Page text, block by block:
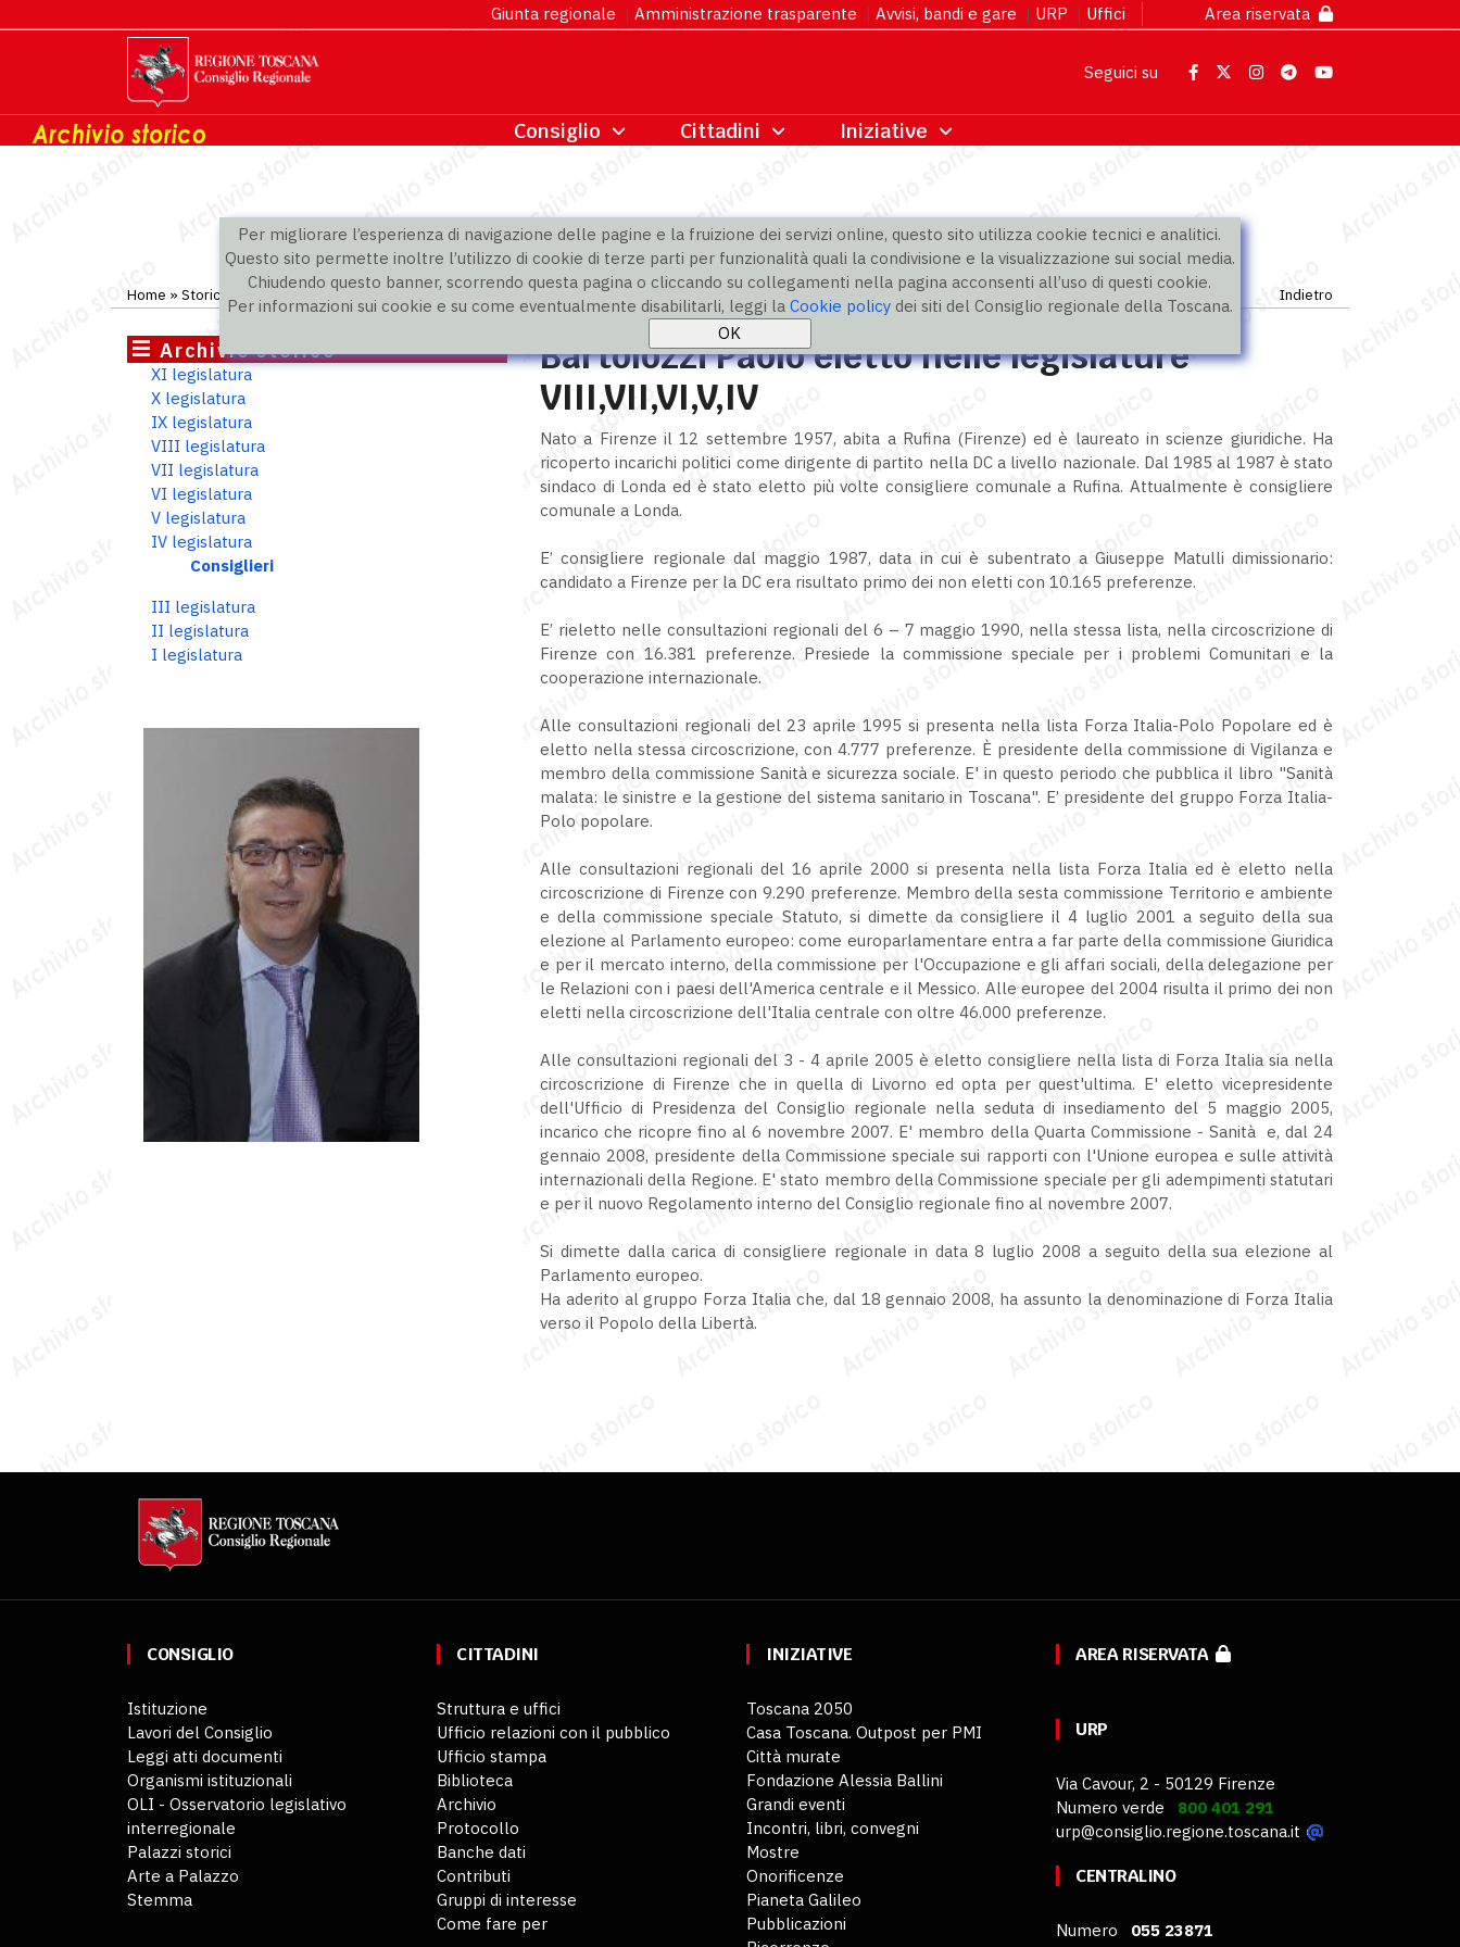
Per migliorare l’esperienza di navigazione delle pagine e la fruizione dei servizi online, questo sito utilizza cookie tecnici e analitici.
Questo sito permette inoltre l’utilizzo di cookie di terze parti per funzionalità quali la condivisione e la visualizzazione sui social media.
Chiudendo questo banner, scorrendo questa pagina o cliccando su collegamenti nella pagina acconsenti all’uso di questi cookie.
Per informazioni sui cookie e su come eventualmente disabilitarli, leggi la Cookie policydei siti del Consiglio regionale della Toscana.
Giunta regionale | Amministrazione trasparente | Avvisi, bandi e gare | URP | Uffici Area riservata
Seguici su
Home » Storico IV legislatura »Consiglieri Indietro
Archivio storico
XI legislatura
X legislatura
IX legislatura
VIII legislatura
VII legislatura
VI legislatura
V legislatura
IV legislatura
Consiglieri
III legislatura
II legislatura
I legislatura
Bartolozzi Paolo eletto nelle legislature
VIII,VII,VI,V,IV
Nato a Firenze il 12 settembre 1957, abita a Rufina (Firenze) ed è laureato in scienze giuridiche. Ha
ricoperto incarichi politici come dirigente di partito nella DC a livello nazionale. Dal 1985 al 1987 è stato
sindaco di Londa ed è stato eletto più volte consigliere comunale a Rufina. Attualmente è consigliere
comunale a Londa.
E’ consigliere regionale dal maggio 1987, data in cui è subentrato a Giuseppe Matulli dimissionario:
candidato a Firenze per la DC era risultato primo dei non eletti con 10.165 preferenze.
E’ rieletto nelle consultazioni regionali del 6 – 7 maggio 1990, nella stessa lista, nella circoscrizione di
Firenze con 16.381 preferenze. Presiede la commissione speciale per i problemi Comunitari e la
cooperazione internazionale.
Alle consultazioni regionali del 23 aprile 1995 si presenta nella lista Forza Italia-Polo Popolare ed è
eletto nella stessa circoscrizione, con 4.777 preferenze. È presidente della commissione di Vigilanza e
membro della commissione Sanità e sicurezza sociale. E' in questo periodo che pubblica il libro "Sanità
malata: le sinistre e la gestione del sistema sanitario in Toscana". E’ presidente del gruppo Forza Italia-
Polo popolare.
Alle consultazioni regionali del 16 aprile 2000 si presenta nella lista Forza Italia ed è eletto nella
circoscrizione di Firenze con 9.290 preferenze. Membro della sesta commissione Territorio e ambiente
e della commissione speciale Statuto, si dimette da consigliere il 4 luglio 2001 a seguito della sua
elezione al Parlamento europeo: come europarlamentare entra a far parte della commissione Giuridica
e per il mercato interno, della commissione per l'Occupazione e gli affari sociali, della delegazione per
le Relazioni con i paesi dell'America centrale e il Messico. Alle europee del 2004 risulta il primo dei non
eletti nella circoscrizione dell'Italia centrale con oltre 46.000 preferenze.
Alle consultazioni regionali del 3 - 4 aprile 2005 è eletto consigliere nella lista di Forza Italia sia nella
circoscrizione di Firenze che in quella di Livorno ed opta per quest'ultima. E' eletto vicepresidente
dell'Ufficio di Presidenza del Consiglio regionale nella seduta di insediamento del 5 maggio 2005,
incarico che ricopre fino al 6 novembre 2007. E' membro della Quarta Commissione - Sanità e, dal 24
gennaio 2008, presidente della Commissione speciale sui rapporti con l'Unione europea e sulle attività
internazionali della Regione. E' stato membro della Commissione speciale per gli adempimenti statutari
e per il nuovo Regolamento interno del Consiglio regionale fino al novembre 2007.
Si dimette dalla carica di consigliere regionale in data 8 luglio 2008 a seguito della sua elezione al
Parlamento europeo.
Ha aderito al gruppo Forza Italia che, dal 18 gennaio 2008, ha assunto la denominazione di Forza Italia
verso il Popolo della Libertà.
CONSIGLIO
Istituzione
Lavori del Consiglio
Leggi atti documenti
Organismi istituzionali
OLI - Osservatorio legislativo
interregionale
Palazzi storici
Arte a Palazzo
Stemma
CITTADINI
Struttura e uffici
Ufficio relazioni con il pubblico
Ufficio stampa
Biblioteca
Archivio
Protocollo
Banche dati
Contributi
Gruppi di interesse
Come fare per
INIZIATIVE
Toscana 2050
Casa Toscana. Outpost per PMI
Città murate
Fondazione Alessia Ballini
Grandi eventi
Incontri, libri, convegni
Mostre
Onorificenze
Pianeta Galileo
Pubblicazioni
AREA RISERVATA
URP
Via Cavour, 2 - 50129 Firenze
Numero verde 800 401 291
urp@consiglio.regione.toscana.it
CENTRALINO
Numero 055 23871